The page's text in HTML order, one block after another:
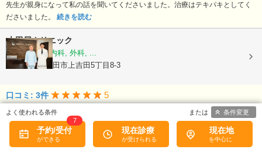
先生が親身になって私の話を聞いてくださいました。治療はテキパキとしてく
ださいました。 続きを読む
大田屋クリニック
内科, 循環器内科, 外科, ...
山梨県富士吉田市上吉田5丁目8-3
口コミ: 3件 5
内科を受診しました。 熱はなく、喉の不快感でなかなか治らず3回受診したの
ですが 先生がとても丁寧に、症状などをしっかり聞...
続きを読む
クリニック小林
予約/受付
7
現在診療 現在地
条件変更